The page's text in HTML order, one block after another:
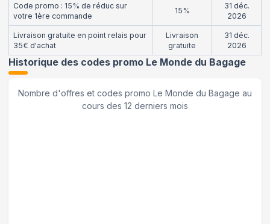
Code promo : 15% de réduc sur
votre 1ère commande
15%
31 déc.
2026
Livraison gratuite en point relais pour
35€ d'achat
Livraison
gratuite
31 déc.
2026
Historique des codes promo Le Monde du Bagage
Nombre d'offres et codes promo Le Monde du Bagage au
cours des 12 derniers mois